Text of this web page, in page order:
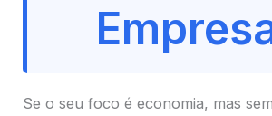
Se o seu foco é economia, mas